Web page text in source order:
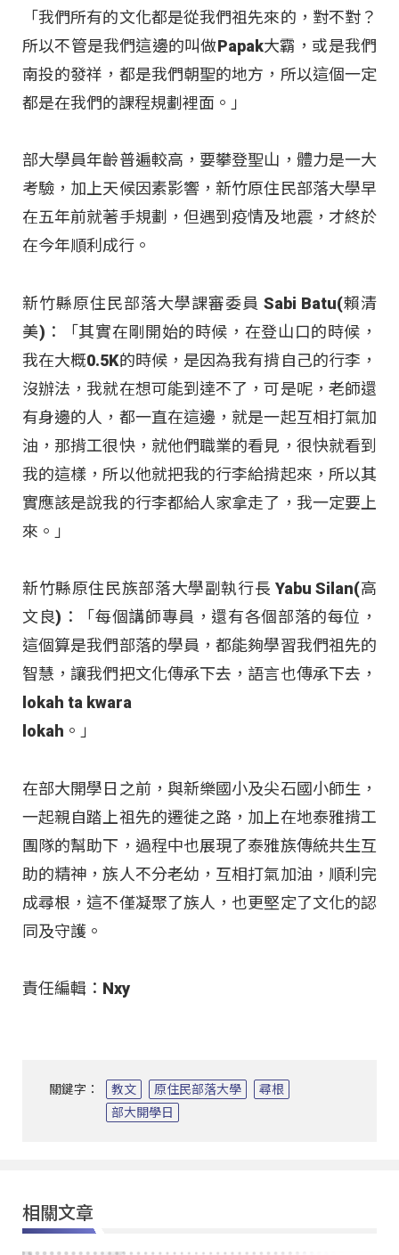
「我們所有的文化都是從我們祖先來的，對不對？
所以不管是我們這邊的叫做Papak大霸，或是我們
南投的發祥，都是我們朝聖的地方，所以這個一定
都是在我們的課程規劃裡面。」
部大學員年齡普遍較高，要攀登聖山，體力是一大
考驗，加上天候因素影響，新竹原住民部落大學早
在五年前就著手規劃，但遇到疫情及地震，才終於
在今年順利成行。
新竹縣原住民部落大學課審委員 Sabi Batu(賴清
美)：「其實在剛開始的時候，在登山口的時候，
我在大概0.5K的時候，是因為我有揹自己的行李，
沒辦法，我就在想可能到達不了，可是呢，老師還
有身邊的人，都一直在這邊，就是一起互相打氣加
油，那揹工很快，就他們職業的看見，很快就看到
我的這樣，所以他就把我的行李給揹起來，所以其
實應該是說我的行李都給人家拿走了，我一定要上
來。」
新竹縣原住民族部落大學副執行長 Yabu Silan(高
文良)：「每個講師專員，還有各個部落的每位，
這個算是我們部落的學員，都能夠學習我們祖先的
智慧，讓我們把文化傳承下去，語言也傳承下去，
lokah ta kwara
lokah。」
在部大開學日之前，與新樂國小及尖石國小師生，
一起親自踏上祖先的遷徙之路，加上在地泰雅揹工
團隊的幫助下，過程中也展現了泰雅族傳統共生互
助的精神，族人不分老幼，互相打氣加油，順利完
成尋根，這不僅凝聚了族人，也更堅定了文化的認
同及守護。
責任編輯：Nxy
關鍵字： 教文 原住民部落大學
尋根
部大開學日
相關文章